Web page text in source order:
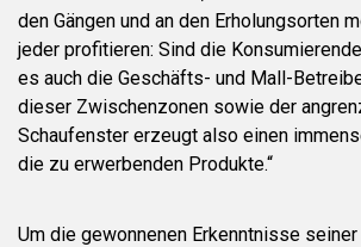
den Gängen und an den Erholungsorten
jeder profitieren: Sind die
es auch die Geschäfts- und Mall-
dieser Zwischenzonen sowie der
Schaufenster erzeugt also einen
die zu erwerbenden Produkte.“
Um die gewonnenen Erkenntnisse